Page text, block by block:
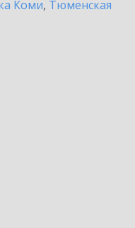
Коми, Тюменская